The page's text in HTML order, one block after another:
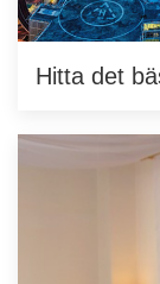
Hitta det